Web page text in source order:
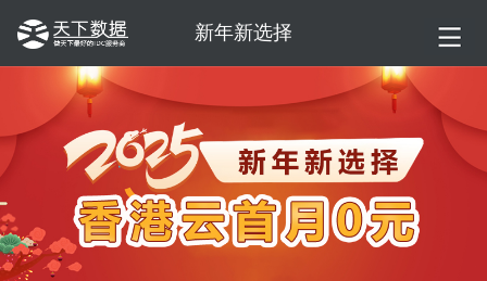
新年新选择